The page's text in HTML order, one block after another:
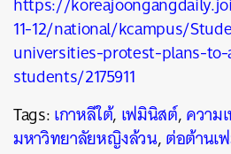
11-12/national/kcampus/
universities-protest-plans-
students/2175911
Tags:เกาหลีใต้, เฟมินิสต์,ความ
มหาวิทยาลัยหญิงล้วน,ต่อต้านเ